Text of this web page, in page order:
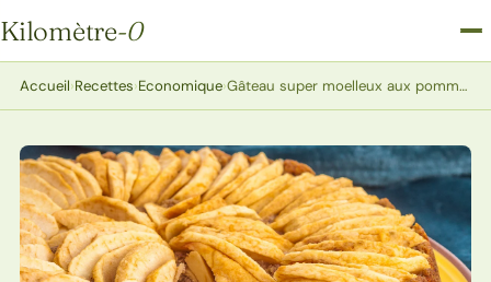
Kilomètre-0
Kilomètre-0
Accueil›Recettes›Economique› Gâteau super moelleux aux pommes